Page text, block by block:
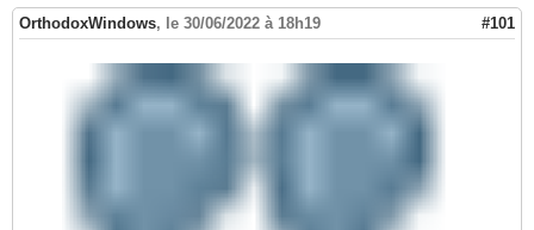
OrthodoxWindows, le 30/06/2022 à 18h19 #101